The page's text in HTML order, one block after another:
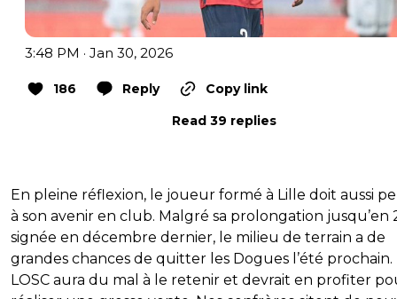
3:48 PM · Jan 30, 2026
186 Reply
Copy link
Read 39 replies
En pleine réflexion, le joueur formé à Lille doit aussi
à son avenir en club. Malgré sa prolongation jusqu’en
signée en décembre dernier, le milieu de terrain a de
grandes chances de quitter les Dogues l’été prochain.
LOSC aura du mal à le retenir et devrait en profiter